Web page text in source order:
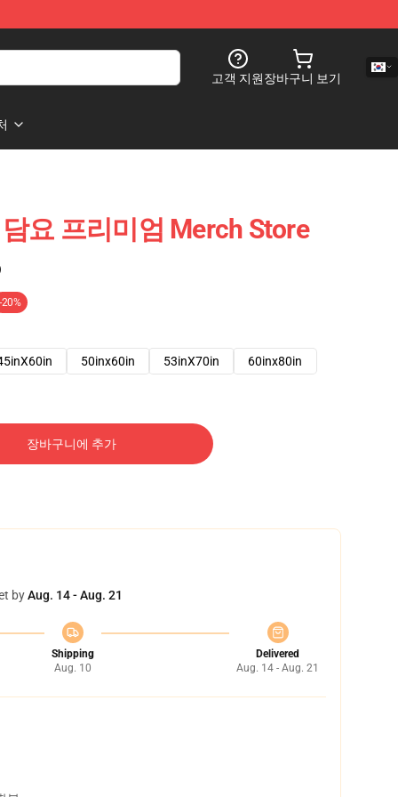
고객 지원장바구니 보기
요 프리미엄 Merch Store
-20%
50inx60in 53inX70in 60inx80in
장바구니에 추가
byAug. 14 - Aug. 21
Shipping
Aug. 10
Delivered
Aug. 14 - Aug. 21